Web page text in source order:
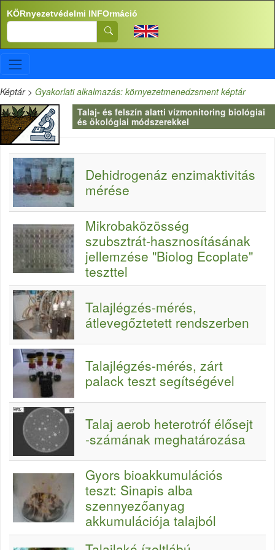
Ugrás a tartalomra
KÖRnyezetvédelmi INFOrmáció
Search
Képtár> Gyakorlati alkalmazás: környezetmenedzsment képtár
Talaj- és felszín alatti vízmonitoring biológiai
és ökológiai módszerekkel
Dehidrogenáz enzimaktivitás
mérése
Mikrobaközösség
szubsztrát-hasznosításának
jellemzése "Biolog Ecoplate"
teszttel
Talajlégzés-mérés,
átlevegőztetett rendszerben
Talajlégzés-mérés, zárt
palack teszt segítségével
Talaj aerob heterotróf élősejt
-számának meghatározása
Gyors bioakkumulációs
teszt: Sinapis alba
szennyezőanyag
akkumulációja talajból